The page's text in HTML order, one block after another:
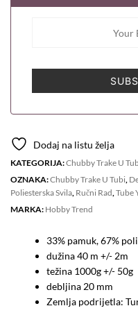
Dodaj na listu želja
KATEGORIJA:Chubby Trake U
OZNAKA:Chubby Trake U Tubi,
Poliesterska Svila, Ručni Rad,Tube
MARKA: Hobby Trend
33% pamuk, 67%
dužina 40 m +/- 2m
težina 1000g +/- 50g
debljina 20 mm
Zemlja podrijetla: